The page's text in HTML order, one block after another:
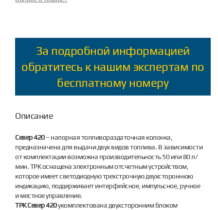
За подробной информацией
обратитесь к нашим экспертам по
бесплатному номеру
Описание
Север 420– напорная топливораздаточная колонка,
предназначена для выдачи двух видов топлива. В зависимости
от комплектации возможна производительность 50 или 80 л/
мин. ТРК оснащена электронным отсчетным устройством,
которое имеет светодиодную трехстрочную двухстороннюю
индикацию, поддерживает интерфейсное, импульсное, ручное
и местное управление.
ТРК Север 420укомплектована двухсторонним блоком